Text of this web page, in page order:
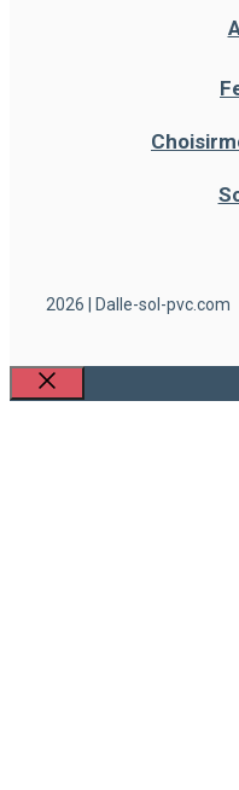
2026 | Dalle-sol-pvc.com
Fermer